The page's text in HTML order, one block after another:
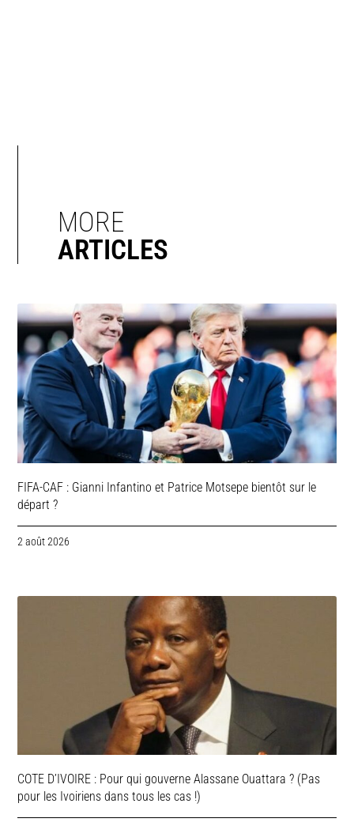
MORE
ARTICLES
FIFA-CAF : Gianni Infantino et Patrice Motsepe bientôt sur le
départ ?
2 août 2026
COTE D’IVOIRE : Pour qui gouverne Alassane Ouattara ? (Pas
pour les Ivoiriens dans tous les cas !)